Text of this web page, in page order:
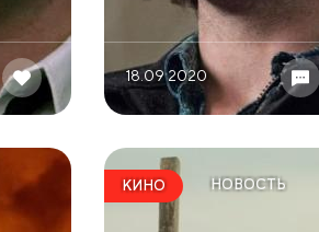
18.09 2020
КИНО НОВОСТЬ